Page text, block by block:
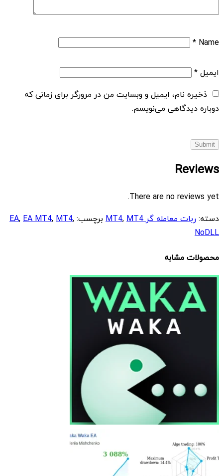
Name
*
ایمیل*
ذخیره نام، ایمیل و وبسایت من در مرورگر برای زمانی که
دوباره دیدگاهی می‌نویسم.
Reviews
There are no reviews yet.
دسته:ربات معامله گر MT4 ,MT4 برچسب: EA,EA MT4,MT4,
NoDLL
محصولات مشابه